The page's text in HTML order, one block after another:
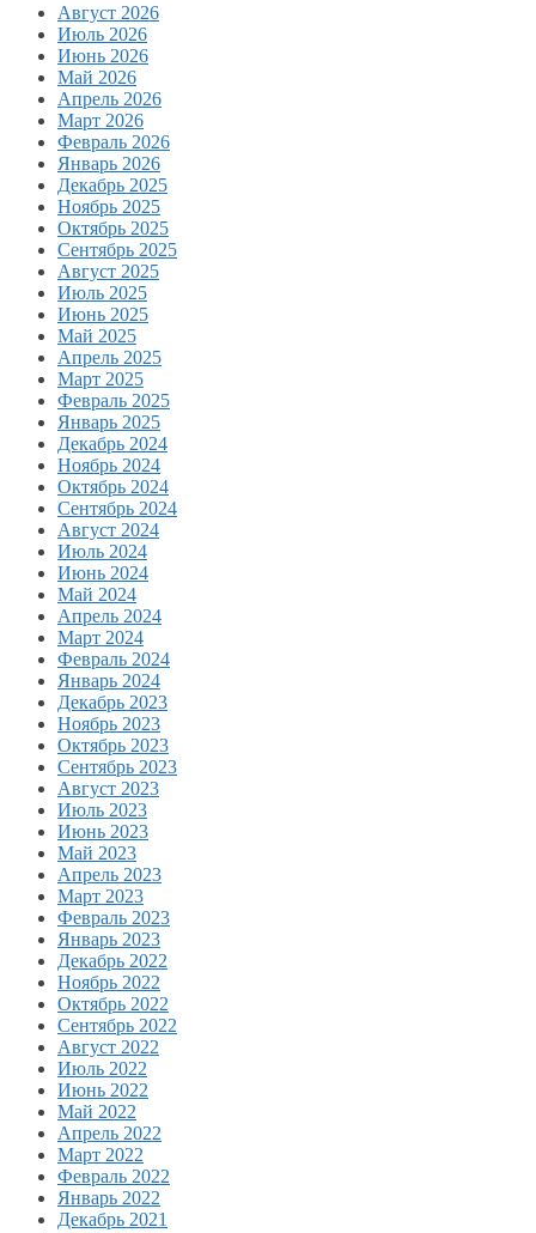
Август 2026
Июль 2026
Июнь 2026
Май 2026
Апрель 2026
Март 2026
Февраль 2026
Январь 2026
Декабрь 2025
Ноябрь 2025
Октябрь 2025
Сентябрь 2025
Август 2025
Июль 2025
Июнь 2025
Май 2025
Апрель 2025
Март 2025
Февраль 2025
Январь 2025
Декабрь 2024
Ноябрь 2024
Октябрь 2024
Сентябрь 2024
Август 2024
Июль 2024
Июнь 2024
Май 2024
Апрель 2024
Март 2024
Февраль 2024
Январь 2024
Декабрь 2023
Ноябрь 2023
Октябрь 2023
Сентябрь 2023
Август 2023
Июль 2023
Июнь 2023
Май 2023
Апрель 2023
Март 2023
Февраль 2023
Январь 2023
Декабрь 2022
Ноябрь 2022
Октябрь 2022
Сентябрь 2022
Август 2022
Июль 2022
Июнь 2022
Май 2022
Апрель 2022
Март 2022
Февраль 2022
Январь 2022
Декабрь 2021